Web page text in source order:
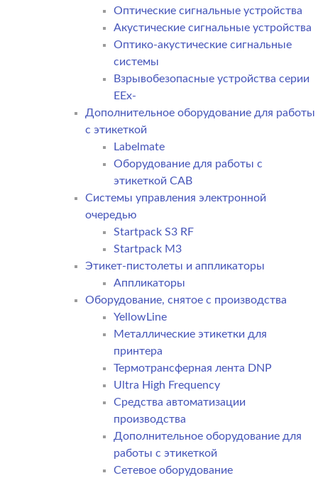
Оптические сигнальные устройства
Акустические сигнальные устройства
Оптико-акустические сигнальные
системы
Взрывобезопасные устройства серии
EEx-
Дополнительное оборудование для работы
с этикеткой
Labelmate
Оборудование для работы с
этикеткой CAB
Системы управления электронной
очередью
Startpack S3 RF
Startpack M3
Этикет-пистолеты и аппликаторы
Аппликаторы
Оборудование, снятое с производства
YellowLine
Металлические этикетки для
принтера
Термотрансферная лента DNP
Ultra High Frequency
Средства автоматизации
производства
Дополнительное оборудование для
работы с этикеткой
Сетевое оборудование